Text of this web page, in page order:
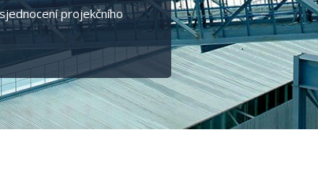
projekčního